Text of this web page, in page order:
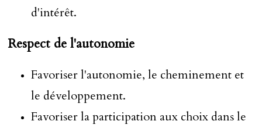
d'intérêt.
Respect de l'autonomie
Favoriser l'autonomie, le cheminement et
le développement.
Favoriser la participation aux choix dans le